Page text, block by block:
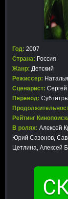
Год: 2007
Страна: Россия
Жанр: Детский
Режиссер:
Сценарист:
Перевод: Субтитры
Рейтинг
В ролях: Алексей
Юрий Сазонов,
Цетлина, Алексей